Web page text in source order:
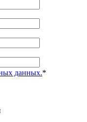
данных.*